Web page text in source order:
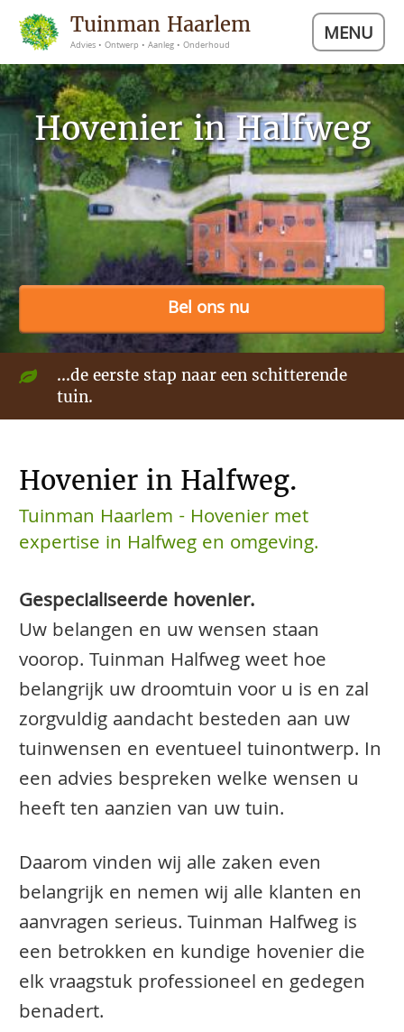
Tuinman Haarlem
Advies • Ontwerp • Aanleg • Onderhoud MENU
Hovenier in Halfweg
Bel ons nu
...de eerste stap naar een schitterende
tuin.
Hovenier in Halfweg.
Tuinman Haarlem - Hovenier met
expertise in Halfweg en omgeving.
Gespecialiseerde hovenier.
Uw belangen en uw wensen staan
voorop. Tuinman Halfweg weet hoe
belangrijk uw droomtuin voor u is en zal
zorgvuldig aandacht besteden aan uw
tuinwensen en eventueel tuinontwerp. In
een advies bespreken welke wensen u
heeft ten aanzien van uw tuin.
Daarom vinden wij alle zaken even
belangrijk en nemen wij alle klanten en
aanvragen serieus. Tuinman Halfweg is
een betrokken en kundige hovenier die
elk vraagstuk professioneel en gedegen
benadert.